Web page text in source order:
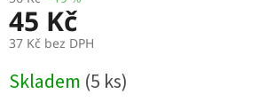
45 Kč
37 Kč bez DPH
cena:
Skladem (5 ks)